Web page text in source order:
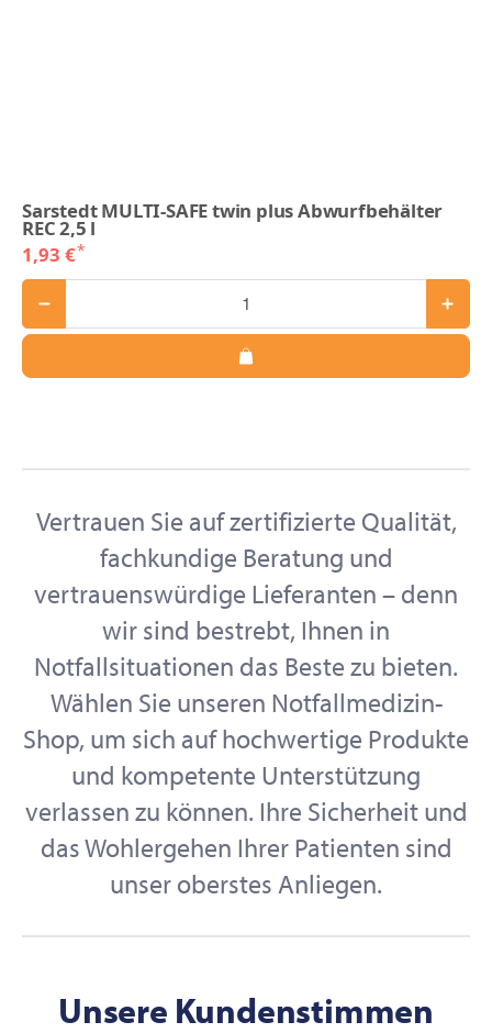
Sarstedt MULTI-SAFE twin plus Abwurfbehälter
REC 2,5 l
1,93 €*
Vertrauen Sie auf zertifizierte Qualität,
fachkundige Beratung und
vertrauenswürdige Lieferanten – denn
wir sind bestrebt, Ihnen in
Notfallsituationen das Beste zu bieten.
Wählen Sie unseren Notfallmedizin-
Shop, um sich auf hochwertige Produkte
und kompetente Unterstützung
verlassen zu können. Ihre Sicherheit und
das Wohlergehen Ihrer Patienten sind
unser oberstes Anliegen.
Unsere Kundenstimmen